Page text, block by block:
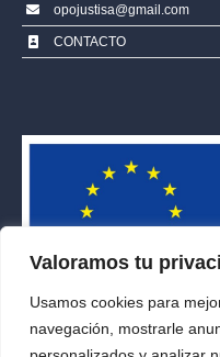
Valoramos tu
Usamos cookies para
navegación, mostrarle
opojustisa@gmail.com
CONTACTO